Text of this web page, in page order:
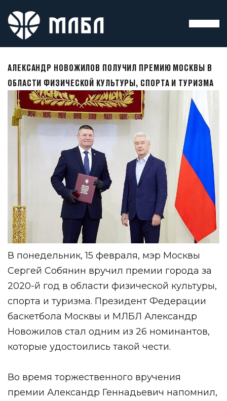
АЛЕКСАНДР НОВОЖИЛОВ ПОЛУЧИЛ ПРЕМИЮ МОСКВЫ В
ОБЛАСТИ ФИЗИЧЕСКОЙ КУЛЬТУРЫ, СПОРТА И ТУРИЗМА
В понедельник, 15 февраля, мэр Москвы
Сергей Собянин вручил премии города за
2020-й год в области физической культуры,
спорта и туризма. Президент Федерации
баскетбола Москвы и МЛБЛ Александр
Новожилов стал одним из 26 номинантов,
которые удостоились такой чести.
Во время торжественного вручения
премии Александр Геннадьевич напомнил,